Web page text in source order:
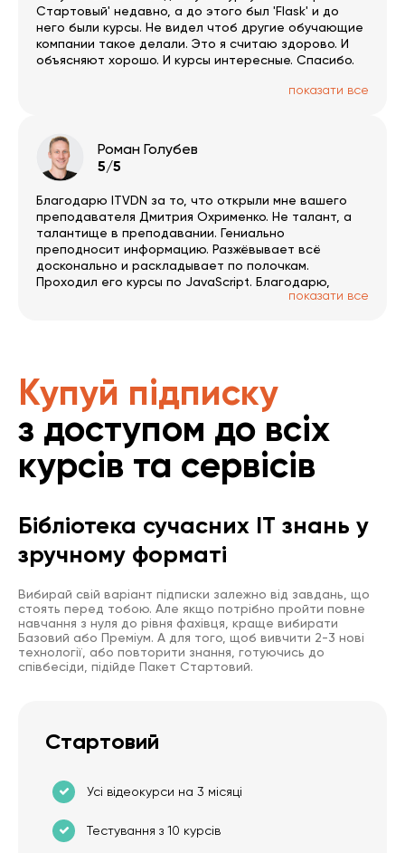
Стартовый' недавно, а до этого был 'Flask' и до
него были курсы. Не видел чтоб другие обучающие
компании такое делали. Это я считаю здорово. И
объясняют хорошо. И курсы интересные. Спасибо.
показати все
Роман Голубев
5/5
Благодарю ITVDN за то, что открыли мне вашего
преподавателя Дмитрия Охрименко. Не талант, а
талантище в преподавании. Гениально
преподносит информацию. Разжёвывает всё
досконально и раскладывает по полочкам.
Проходил его курсы по JavaScript. Благодарю,
показати все
Купуй підписку
з доступом до всіх
курсів та сервісів
Бібліотека сучасних IT знань у
зручному форматі
Вибирай свій варіант підписки залежно від завдань, що
стоять перед тобою. Але якщо потрібно пройти повне
навчання з нуля до рівня фахівця, краще вибирати
Базовий або Преміум. А для того, щоб вивчити 2-3 нові
технології, або повторити знання, готуючись до
співбесіди, підійде Пакет Стартовий.
Стартовий
Усі відеокурси на 3 місяці
Тестування з 10 курсів